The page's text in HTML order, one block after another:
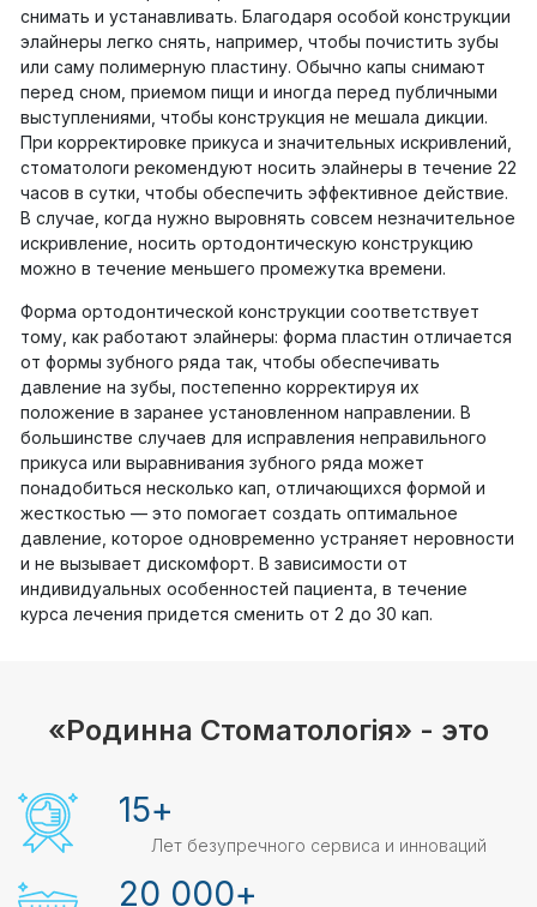
снимать и устанавливать. Благодаря особой конструкции
элайнеры легко снять, например, чтобы почистить зубы
или саму полимерную пластину. Обычно капы снимают
перед сном, приемом пищи и иногда перед публичными
выступлениями, чтобы конструкция не мешала дикции.
При корректировке прикуса и значительных искривлений,
стоматологи рекомендуют носить элайнеры в течение 22
часов в сутки, чтобы обеспечить эффективное действие.
В случае, когда нужно выровнять совсем незначительное
искривление, носить ортодонтическую конструкцию
можно в течение меньшего промежутка времени.
Форма ортодонтической конструкции соответствует
тому, как работают элайнеры: форма пластин отличается
от формы зубного ряда так, чтобы обеспечивать
давление на зубы, постепенно корректируя их
положение в заранее установленном направлении. В
большинстве случаев для исправления неправильного
прикуса или выравнивания зубного ряда может
понадобиться несколько кап, отличающихся формой и
жесткостью — это помогает создать оптимальное
давление, которое одновременно устраняет неровности
и не вызывает дискомфорт. В зависимости от
индивидуальных особенностей пациента, в течение
курса лечения придется сменить от 2 до 30 кап.
«Родинна Стоматологія» - это
Лет безупречного сервиса и инноваций
15+
20 000+